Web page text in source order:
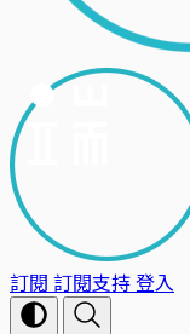
訂閱 訂閱支持登入